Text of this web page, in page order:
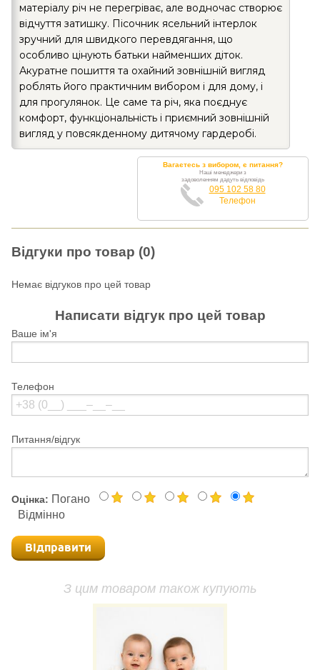
матеріалу річ не перегріває, але водночас створює
відчуття затишку. Пісочник ясельний інтерлок
зручний для швидкого перевдягання, що
особливо цінують батьки найменших діток.
Акуратне пошиття та охайний зовнішній вигляд
роблять його практичним вибором і для дому, і
для прогулянок. Це саме та річ, яка поєднує
комфорт, функціональність і приємний зовнішній
вигляд у повсякденному дитячому гардеробі.
Вагаєтесь з вибором, є питання?
Наші менеджери з
задоволенням дадуть відповідь
095 102 58 80
Телефон
Відгуки про товар (0)
Немає відгуков про цей товар
Написати відгук про цей товар
Ваше ім'я
Телефон
Питання/відгук
Оцінка: Погано
Відмінно
Відправити
З цим товаром також купують